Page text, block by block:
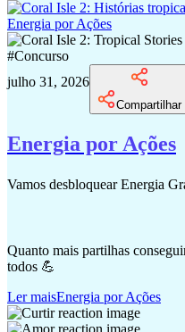
Energia por Ações
#Concurso
julho 31, 2026
Compartilhar
Energia por Ações
Vamos desbloquear Energia
Quanto mais partilhas
todos 💪
Ler maisEnergia por Ações